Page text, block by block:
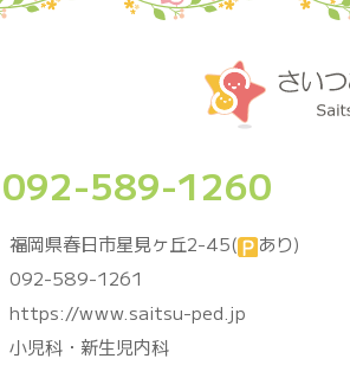
092-589-1260
福岡県春日市星見ヶ丘2-45( あり)
092-589-1261
https://www.saitsu-ped.jp
小児科・新生児内科